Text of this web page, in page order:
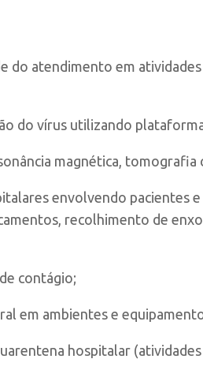
do atendimento em
do vírus utilizando
magnética, tomografia
envolvendo pacientes
recolhimento de
contágio;
em ambientes e
hospitalar